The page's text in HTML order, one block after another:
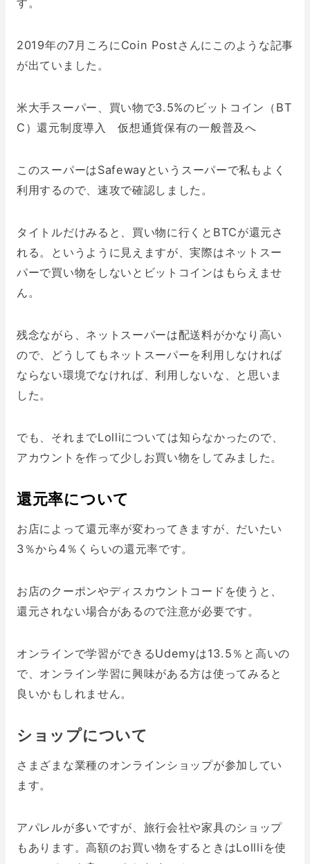
す。
2019年の7月ころにCoin Postさんにこのような記事
が出ていました。
米大手スーパー、買い物で3.5%のビットコイン（BT
C）還元制度導入 仮想通貨保有の一般普及へ
このスーパーはSafewayというスーパーで私もよく
利用するので、速攻で確認しました。
タイトルだけみると、買い物に行くとBTCが還元さ
れる。というように見えますが、実際はネットスー
パーで買い物をしないとビットコインはもらえませ
ん。
残念ながら、ネットスーパーは配送料がかなり高い
ので、どうしてもネットスーパーを利用しなければ
ならない環境でなければ、利用しないな、と思いま
した。
でも、それまでLolliについては知らなかったので、
アカウントを作って少しお買い物をしてみました。
還元率について
お店によって還元率が変わってきますが、だいたい
3％から4％くらいの還元率です。
お店のクーポンやディスカウントコードを使うと、
還元されない場合があるので注意が必要です。
オンラインで学習ができるUdemyは13.5％と高いの
で、オンライン学習に興味がある方は使ってみると
良いかもしれません。
ショップについて
さまざまな業種のオンラインショップが参加してい
ます。
アパレルが多いですが、旅行会社や家具のショップ
もあります。高額のお買い物をするときはLollliを使